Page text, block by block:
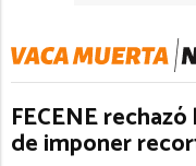
FECENE
de imponer